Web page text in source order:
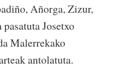
Añorga, Zizur,
Josetxo
Malerrekako
antolatuta.